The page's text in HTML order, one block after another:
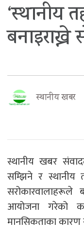
‘स्थानीय
स्थानीय खबर
स्थानीय खबर
सम्झिने र स्थानीय
आयोजना गरेको
मानसिकताका